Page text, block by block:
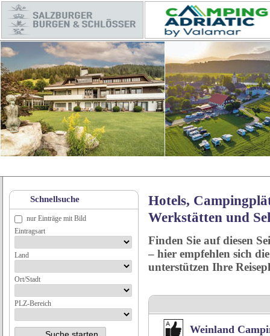
Hotels,
Werkstätten und
Finden Sie auf diesen
– hier empfehlen sich
unterstützen Ihre
Weinland
Schnellsuche
nur Einträge mit Bild
Eintragsart
Land
Ort/Stadt
PLZ-Bereich